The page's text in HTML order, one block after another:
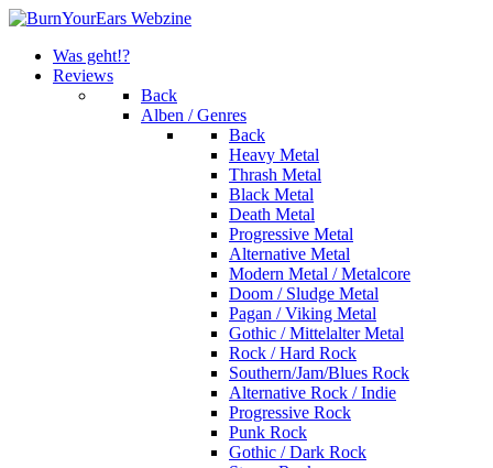
Was geht!?
Reviews
Back
Alben / Genres
Back
Heavy Metal
Thrash Metal
Black Metal
Death Metal
Progressive Metal
Alternative Metal
Modern Metal / Metalcore
Doom / Sludge Metal
Pagan / Viking Metal
Gothic / Mittelalter Metal
Rock / Hard Rock
Southern/Jam/Blues Rock
Alternative Rock / Indie
Progressive Rock
Punk Rock
Gothic / Dark Rock